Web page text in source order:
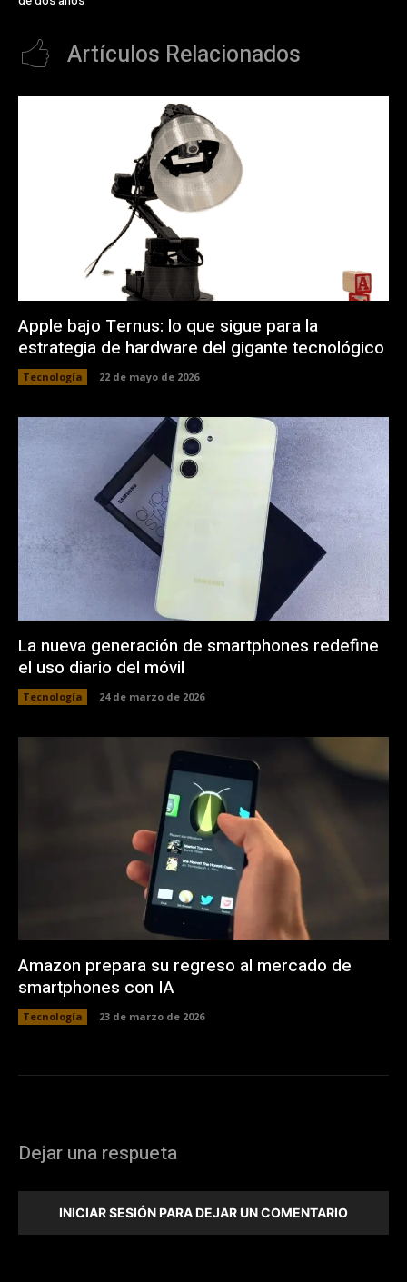
Artículos Relacionados
Apple bajo Ternus: lo que sigue para la
estrategia de hardware del gigante tecnológico
Tecnología 22 de mayo de 2026
La nueva generación de smartphones redefine
el uso diario del móvil
Tecnología 24 de marzo de 2026
Amazon prepara su regreso al mercado de
smartphones con IA
Tecnología 23 de marzo de 2026
Dejar una respueta
INICIAR SESIÓN PARA DEJAR UN COMENTARIO